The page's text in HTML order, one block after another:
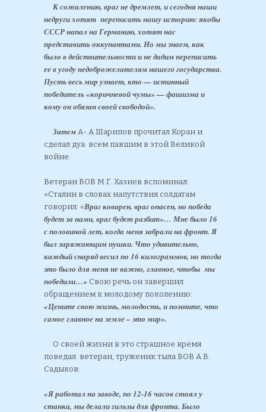
К сожалению, враг не дремлет, и сегодня наши
недруги хотят переписать нашу историю: якобы
СССР напал на Германию, хотят нас
представить оккупантами. Но мы знаем, как
было в действительности и не дадим переписать
ее в угоду недоброжелателям нашего государства.
Пусть весь мир узнает, кто — истинный
победитель «коричневой чумы» — фашизма и
кому он обязан своей свободой».
Затем А-.А.Шарипов прочитал Коран и
сделал дуа всем павшим в этой Великой
войне.
Ветеран ВОВ М.Г. Хазиев вспоминал:
«Сталин в словах напутствия солдатам
говорил: «Враг коварен, враг опасен, но победа
будет за нами, враг будет разбит»… Мне было 16
с половиной лет, когда меня забрали на фронт. Я
был заряжающим пушки. Что удивительно,
каждый снаряд весил по 16 килограммов, но тогда
это было для меня не важно, главное, чтобы мы
победили…» Свою речь он завершил
обращением к молодому поколению:
«Цените свою жизнь, молодость, и помните, что
самое главное на земле – это мир».
О своей жизни в это страшное время
поведал ветеран, труженик тыла ВОВ А.В.
Садыков:
«Я работал на заводе, по 12-16 часов стоял у
станка, мы делали гильзы для фронта. Было